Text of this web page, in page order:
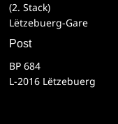
(2. Stack)
Lëtzebuerg-Gare
Post
BP 684
L-2016 Lëtzebuerg